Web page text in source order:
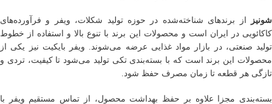
شونیز
از برندهای شناخته‌شده در حوزه تولید شکلات، ویفر و فرآورده‌های
کاکائویی در ایران است و محصولات این برند با تنوع بالا و استفاده از خطوط
تولید صنعتی، در بازار مواد غذایی عرضه می‌شوند. ویفر بایکیت نیز یکی از
محصولات این برند است که با بسته‌بندی تکی تولید می‌شود تا کیفیت، تردی و
تازگی هر قطعه تا زمان مصرف حفظ شود.
بسته‌بندی مجزا علاوه بر حفظ بهداشت محصول، از تماس مستقیم ویفر با